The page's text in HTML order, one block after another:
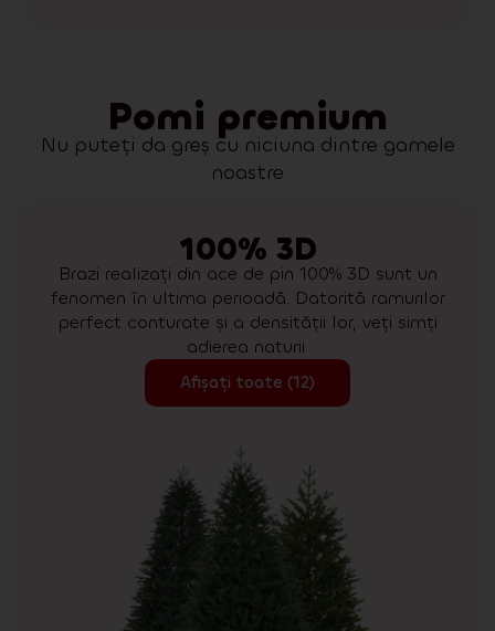
Pomi premium
Nu puteți da greș cu niciuna dintre gamele
noastre
100% 3D
Brazi realizați din ace de pin 100% 3D sunt un
fenomen în ultima perioadă. Datorită ramurilor
perfect conturate și a densității lor, veți simți
adierea naturii.
Afișați toate (12)